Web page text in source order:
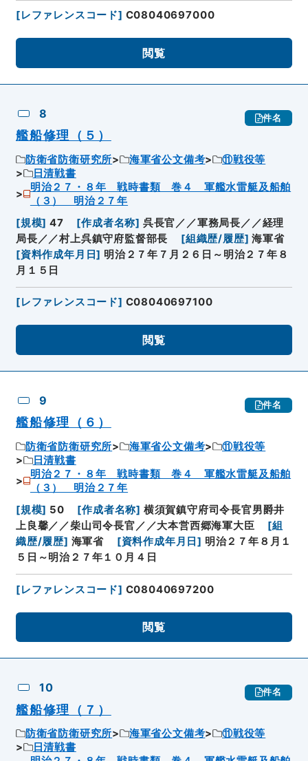
[レファレンスコード] C08040697000
閲覧
8 件名
艦船修理（５）
防衛省防衛研究所 海軍省公文備考
⑪戦役等
日清戦書
明治２７・８年 戦時書類 巻４ 軍艦水雷艇及船舶
（３） 明治２７年
[規模] 47 [作成者名称] 呉長官／／軍務局長／／経理
局長／／村上呉鎮守府監督部長
[組織歴/履歴] 海軍省
[資料作成年月日] 明治２７年７月２６日～明治２７年８
月１５日
[レファレンスコード] C08040697100
閲覧
9 件名
艦船修理（６）
防衛省防衛研究所 海軍省公文備考
⑪戦役等
日清戦書
明治２７・８年 戦時書類 巻４ 軍艦水雷艇及船舶
（３） 明治２７年
[規模] 50 [作成者名称] 横須賀鎮守府司令長官男爵井
上良馨／／柴山司令長官／／大本営西郷海軍大臣
[組
織歴/履歴] 海軍省 [資料作成年月日] 明治２７年８月１
５日～明治２７年１０月４日
[レファレンスコード] C08040697200
閲覧
10 件名
艦船修理（７）
防衛省防衛研究所 海軍省公文備考
⑪戦役等
日清戦書